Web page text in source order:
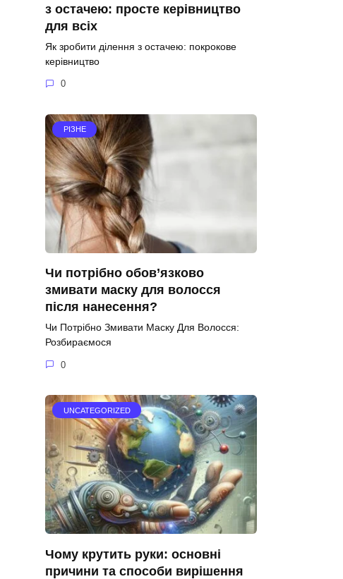
з остачею: просте керівництво
для всіх
Як зробити ділення з остачею: покрокове
керівництво
0
РІЗНЕ
Чи потрібно обов’язково
змивати маску для волосся
після нанесення?
Чи Потрібно Змивати Маску Для Волосся:
Розбираємося
0
UNCATEGORIZED
Чому крутить руки: основні
причини та способи вирішення